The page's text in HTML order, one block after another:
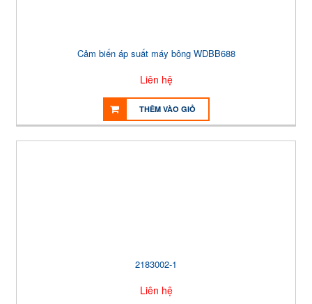
Cảm biến áp suất máy bông WDBB688
Liên hệ
THÊM VÀO GIỎ
2183002-1
Liên hệ